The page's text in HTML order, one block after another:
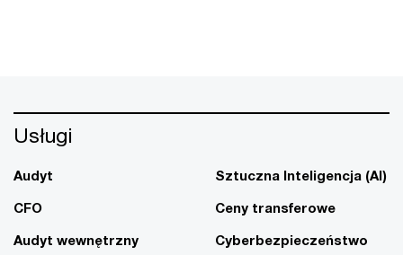
Usługi
Audyt
CFO
Audyt wewnętrzny
Sztuczna Inteligencja (AI)
Ceny transferowe
Cyberbezpieczeństwo